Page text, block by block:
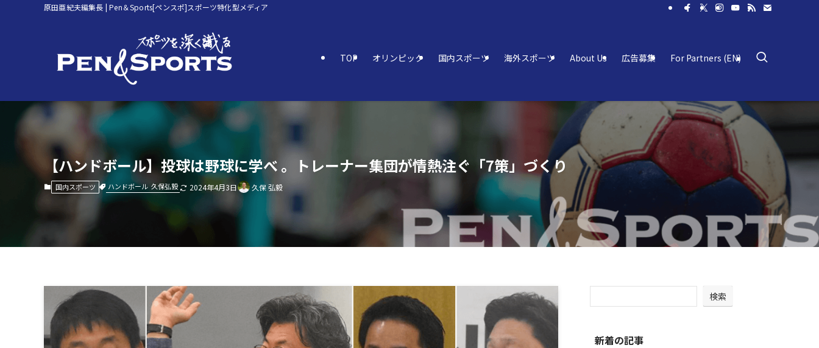
原田亜紀夫編集長 | Pen＆Sports[ペンスポ]スポーツ特化型メディア
TOP オリンピック 国内スポーツ 海外スポーツ About Us 広告募集 For Partners (EN)
【ハンドボール】投球は野球に学べ 。トレーナー集団が情熱注ぐ「7策」づくり
国内スポーツ ハンドボール 久保弘毅 2024年4月3日 久保 弘毅
検索
新着の記事